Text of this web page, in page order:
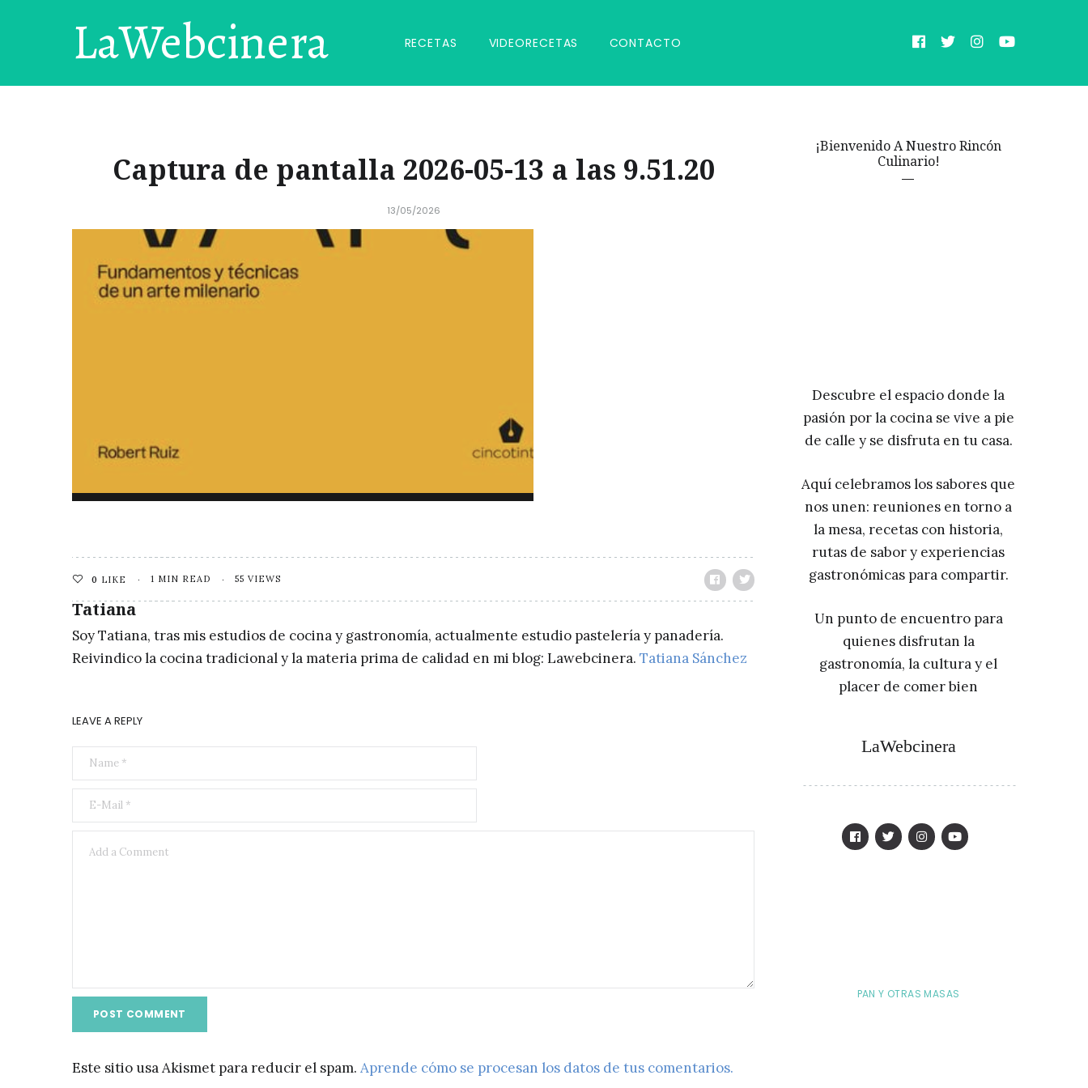
LaWebcinera RECETAS VIDEORECETAS CONTACTO
Captura de pantalla 2026-05-13 a las 9.51.20
13/05/2026
0 LIKE 1 MIN READ 55 VIEWS
Tatiana
Soy Tatiana, tras mis estudios de cocina y gastronomía, actualmente estudio pastelería y panadería.
Reivindico la cocina tradicional y la materia prima de calidad en mi blog: Lawebcinera. Tatiana Sánchez
LEAVE A REPLY
Este sitio usa Akismet para reducir el spam. Aprende cómo se procesan los datos de tus comentarios.
¡Bienvenido A Nuestro Rincón
Culinario!
Descubre el espacio donde la
pasión por la cocina se vive a pie
de calle y se disfruta en tu casa.
Aquí celebramos los sabores que
nos unen: reuniones en torno a
la mesa, recetas con historia,
rutas de sabor y experiencias
gastronómicas para compartir.
Un punto de encuentro para
quienes disfrutan la
gastronomía, la cultura y el
placer de comer bien
LaWebcinera
PAN Y OTRAS MASAS